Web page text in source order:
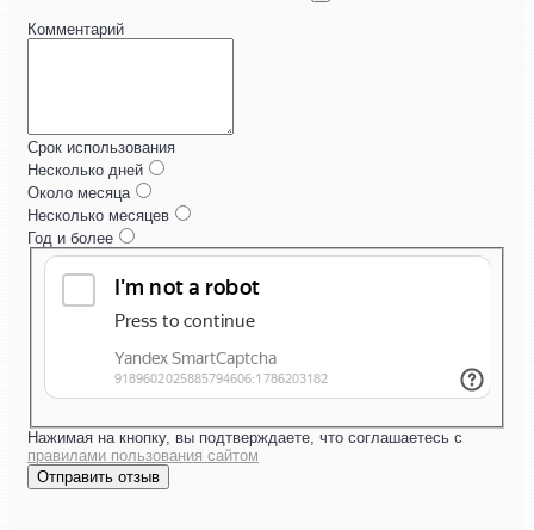
Комментарий
Срок использования
Несколько дней
Около месяца
Несколько месяцев
Год и более
Нажимая на кнопку, вы подтверждаете, что соглашаетесь с
правилами пользования сайтом
Отправить отзыв